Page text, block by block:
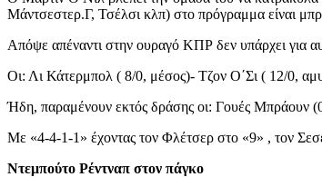
Μάντσεστερ.Γ, Τσέλσι κλπ) στο πρόγραμμα είναι
Απόψε απέναντι στην ουραγό ΚΠΡ δεν υπάρχει για
Οι: Λι Κάτερμπολ ( 8/0, μέσος)- Τζον Ο΄Σι ( 12/0,
Ήδη, παραμένουν εκτός δράσης οι: Γουές Μπράουν
Με «4-4-1-1» έχοντας τον Φλέτσερ στο «9» , τον
Ντεμπούτο Ρέντναπ στον πάγκο